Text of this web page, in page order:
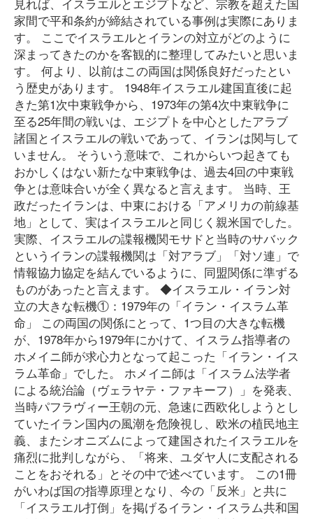
家間で平和条約が締結されている事例は実際にありま
す。 ここでイスラエルとイランの対立がどのように
深まってきたのかを客観的に整理してみたいと思いま
す。 何より、以前はこの両国は関係良好だったとい
う歴史があります。 1948年イスラエル建国直後に起
きた第1次中東戦争から、1973年の第4次中東戦争に
至る25年間の戦いは、エジプトを中心としたアラブ
諸国とイスラエルの戦いであって、イランは関与して
いません。 そういう意味で、これからいつ起きても
おかしくはない新たな中東戦争は、過去4回の中東戦
争とは意味合いが全く異なると言えます。 当時、王
政だったイランは、中東における「アメリカの前線基
地」として、実はイスラエルと同じく親米国でした。
実際、イスラエルの諜報機関モサドと当時のサバック
というイランの諜報機関は「対アラブ」「対ソ連」で
情報協力協定を結んでいるように、同盟関係に準ずる
ものがあったと言えます。 ◆イスラエル・イラン対
立の大きな転機①：1979年の「イラン・イスラム革
命」 この両国の関係にとって、1つ目の大きな転機
が、1978年から1979年にかけて、イスラム指導者の
ホメイニ師が求心力となって起こった「イラン・イス
ラム革命」でした。 ホメイニ師は「イスラム法学者
による統治論（ヴェラヤテ・ファキーフ）」を発表、
当時パフラヴィー王朝の元、急速に西欧化しようとし
ていたイラン国内の風潮を危険視し、欧米の植民地主
義、またシオニズムによって建国されたイスラエルを
痛烈に批判しながら、「将来、ユダヤ人に支配される
ことをおそれる」とその中で述べています。 この1冊
がいわば国の指導原理となり、今の「反米」と共に
「イスラエル打倒」を掲げるイラン・イスラム共和国